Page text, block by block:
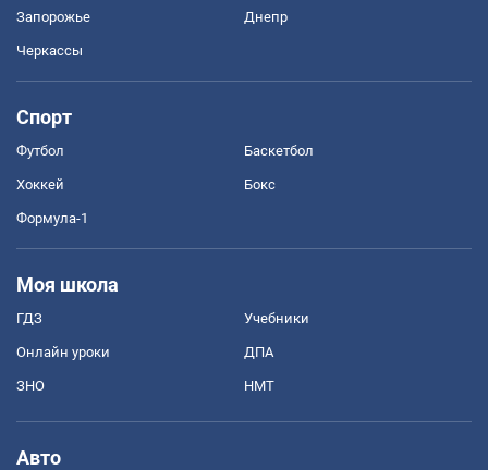
Запорожье Днепр
Черкассы
Спорт
Футбол Баскетбол
Хоккей Бокс
Формула-1
Моя школа
ГДЗ Учебники
Онлайн уроки ДПА
ЗНО НМТ
Авто